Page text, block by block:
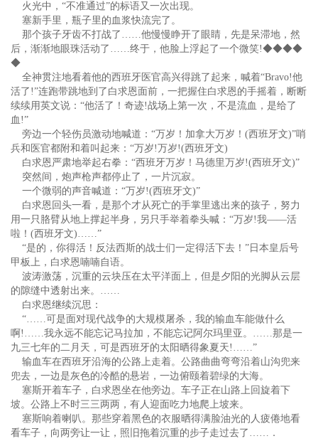
火光中，“不准通过”的标语又一次出现。
塞新手里，瓶子里的血浆快流完了。
那个孩子牙齿不打战了……他慢慢睁开了眼睛，先是呆滞地，然
后，渐渐地眼珠活动了……终于，他脸上浮起了一个微笑!◆◆◆◆
◆
全神贯注地看着他的西班牙医官高兴得跳了起来，喊着“Bravo!他
活了!”连跑带跳地到了白求恩面前，一把握住白求恩的手摇着，断断
续续用英文说：“他活了！奇迹!战场上第一次，不是流血，是给了
血!”
旁边一个轻伤员激动地喊道：“万岁！加拿大万岁！(西班牙文)”哨
兵和医官都附和着叫起来：“万岁!万岁!(西班牙文)
白求恩严肃地举起右拳：“西班牙万岁！马德里万岁!(西班牙文)”
突然间，炮声枪声都停止了，一片沉寂。
一个微弱的声音喊道：“万岁!(西班牙文)”
白求恩回头一看，是那个才从死亡的手掌里逃出来的孩子，努力
用一只胳臂从地上撑起半身，另只手举着拳头喊：“万岁!我——活
啦！(西班牙文)……”
“是的，你得活！反法西斯的战士们一定得活下去！”日本皇后号
甲板上，白求恩喃喃自语。
波涛激荡，沉重的云块压在太平洋面上，但是夕阳的光脚从云层
的隙缝中透射出来。……
白求恩继续沉思：
“……可是面对现代战争的大规模屠杀，我的输血车能做什么
啊!……我永远不能忘记马拉加，不能忘记阿尔玛里亚。……那是一
九三七年的二月天，可是西班牙的太阳晒得象夏天!……”
输血车在西班牙沿海的公路上走着。公路曲曲弯弯沿着山沟兜来
兜去，一边是灰色的冷酷的悬岩，一边俯颐着碧绿的大海。
塞斯开着车子，白求恩坐在他旁边。车子正在山路上回旋着下
坡。公路上不时三三两两，有人迎面吃力地爬上坡来。
塞斯响着喇叭。那些穿着黑色的衣服晒得满脸油光的人疲倦地看
看车子，向两旁让一让，照旧拖着沉重的步子走过去了……．